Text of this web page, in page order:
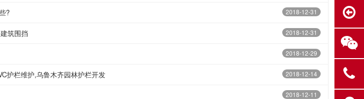
2018-12-31
些?
2018-12-31
筑围挡
2018-12-29
2018-12-14
护栏维护,乌鲁木齐园林护栏开发
2018-12-11